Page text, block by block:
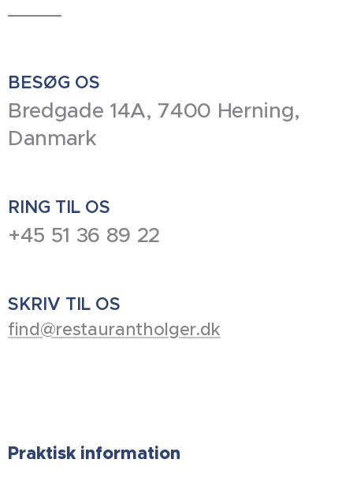
BESØG OS
Bredgade 14A, 7400 Herning,
Danmark
RING TIL OS
+45 51 36 89 22
SKRIV TIL OS
find@restaurantholger.dk
Praktisk information